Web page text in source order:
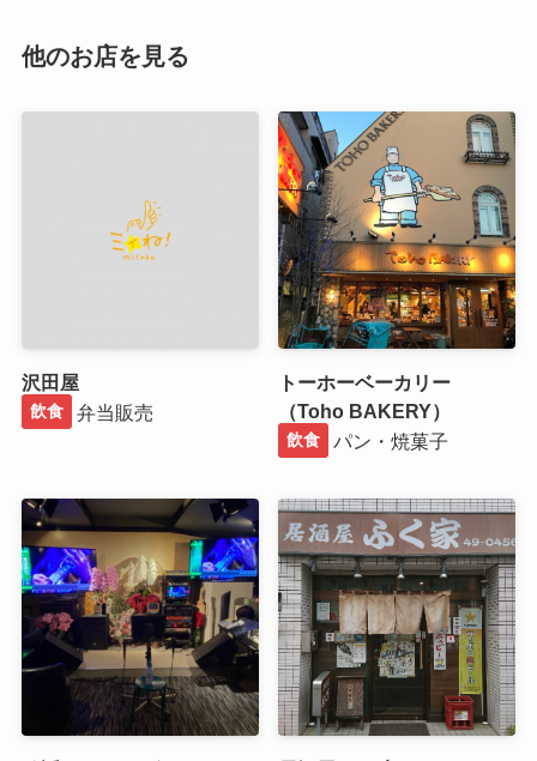
他のお店を見る
沢田屋
飲食 弁当販売
トーホーベーカリー
（Toho BAKERY）
飲食 パン・焼菓子